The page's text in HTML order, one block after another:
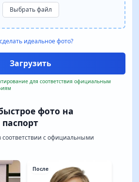
фото на
соответствии с официальными
После
Выбрать файл
идеальное фото?
для соответствия официальным